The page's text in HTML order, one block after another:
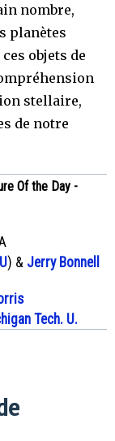
nombre,
planètes
objets de
stellaire,
de notre
Of the Day -
) & Jerry Bonnell
Tech. U.